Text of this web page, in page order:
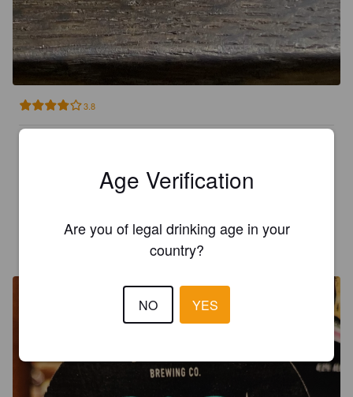
3.8
VAUTERE
@ Pub Rooster Oulu
Age Verification
Are you of legal drinking age in your
country?
NO YES